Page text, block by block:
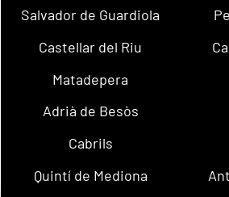
Salvador de Guardiola
Castellar del Riu
Matadepera
Adrià de Besòs
Cabrils
Quintí de Mediona